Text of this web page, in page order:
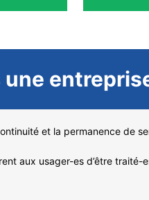
une
et la permanence de
aux usager-es d’être